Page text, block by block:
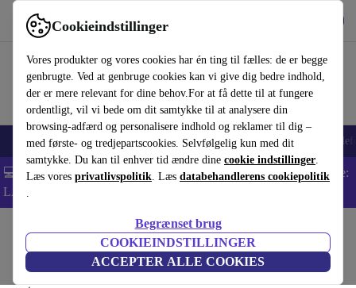
Cookieindstillinger
Vores produkter og vores cookies har én ting til fælles: de er begge
genbrugte. Ved at genbruge cookies kan vi give dig bedre indhold,
der er mere relevant for dine behov.For at få dette til at fungere
ordentligt, vil vi bede om dit samtykke til at analysere din
browsing-adfærd og personalisere indhold og reklamer til dig –
med første- og tredjepartscookies. Selvfølgelig kun med dit
samtykke. Du kan til enhver tid ændre dine cookie indstillinger.
Læs vores privatlivspolitik. Læs databehandlerens cookiepolitik
.
Begrænset brug
COOKIEINDSTILLINGER
ACCEPTER ALLE COOKIES
Brug refurbed hurtigt og nemt
Smartphones Bærbare Tablets Smartwatches Tilbehør
💻 Ekstra 5% rabat på alle MacBooks og bærbare computere - Kode:
LAPTOP5 -
Husholdning Møbler
Blink spisebord med træplade